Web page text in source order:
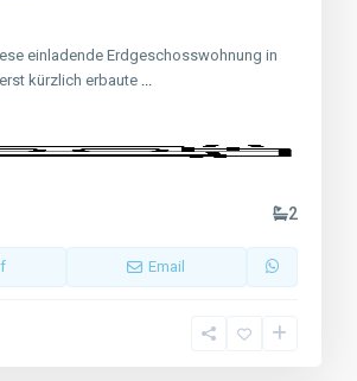
einladende Erdgeschosswohnung in
kürzlich erbaute ...
2
Email